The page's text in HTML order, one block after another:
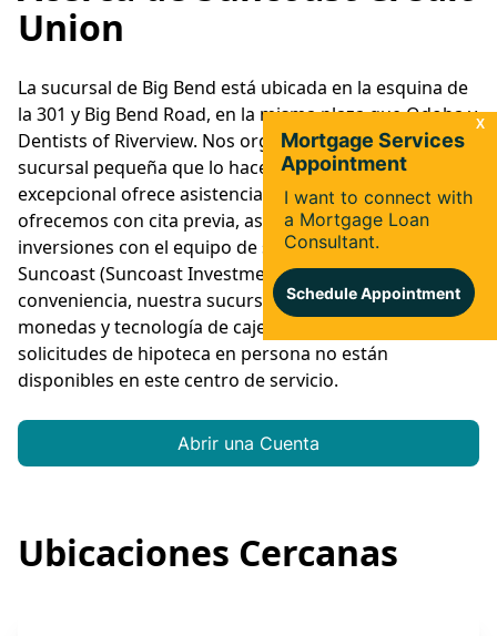
Union
La sucursal de Big Bend está ubicada en la esquina de
la 301 y Big Bend Road, en la misma plaza que Qdoba y
Dentists of Riverview. Nos orgullecemos de ser una
sucursal pequeña que lo hace todo. Nuestro personal
excepcional ofrece asistencia en español. También le
ofrecemos con cita previa, asesoramiento de
inversiones con el equipo de servicio de inversiones de
Suncoast (Suncoast Investment Services). Para su
conveniencia, nuestra sucursal ofrece máquina de
monedas y tecnología de cajero interactivo (ITM). Las
solicitudes de hipoteca en persona no están
disponibles en este centro de servicio.
Abrir una Cuenta
Ubicaciones Cercanas